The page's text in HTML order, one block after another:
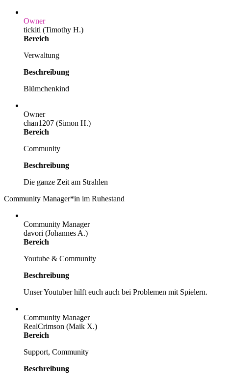
Owner
tickiti (Timothy H.)
Bereich
Verwaltung
Beschreibung
Blümchenkind
Owner
chan1207 (Simon H.)
Bereich
Community
Beschreibung
Die ganze Zeit am Strahlen
Community Manager*in im Ruhestand
Community Manager
davori (Johannes A.)
Bereich
Youtube & Community
Beschreibung
Unser Youtuber hilft euch auch bei Problemen mit Spielern.
Community Manager
RealCrimson (Maik X.)
Bereich
Support, Community
Beschreibung